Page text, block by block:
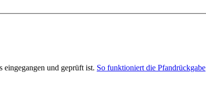
eingegangen und geprüft ist. So funktioniert die Pfandrückgabe